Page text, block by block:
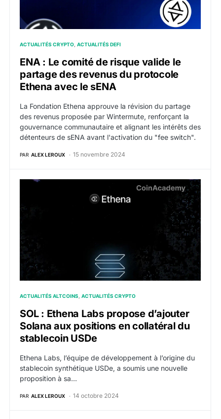
ACTUALITÉS CRYPTO ACTUALITÉS DEFI
ENA : Le comité de risque valide le
partage des revenus du protocole
Ethena avec le sENA
La Fondation Ethena approuve la révision du partage
des revenus proposée par Wintermute, renforçant la
gouvernance communautaire et alignant les intérêts des
détenteurs de sENA avant l'activation du "fee switch".
PAR ALEX LEROUX 15 novembre 2024
SOL : Ethena Labs propose d’ajouter Solana aux
ACTUALITÉS ALTCOINS ACTUALITÉS CRYPTO
SOL : Ethena Labs propose d’ajouter
Solana aux positions en collatéral du
stablecoin USDe
Ethena Labs, l’équipe de développement à l’origine du
stablecoin synthétique USDe, a soumis une nouvelle
proposition à sa…
PAR ALEX LEROUX 14 octobre 2024